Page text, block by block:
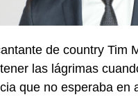
de country Tim
las lágrimas
que no esperaba en